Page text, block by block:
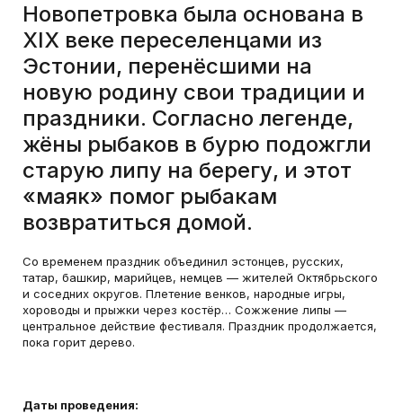
Новопетровка была основана в
XIX веке переселенцами из
Эстонии, перенёсшими на
новую родину свои традиции и
праздники. Согласно легенде,
жёны рыбаков в бурю подожгли
старую липу на берегу, и этот
«маяк» помог рыбакам
возвратиться домой.
Со временем праздник объединил эстонцев, русских,
татар, башкир, марийцев, немцев — жителей Октябрьского
и соседних округов. Плетение венков, народные игры,
хороводы и прыжки через костёр… Сожжение липы —
центральное действие фестиваля. Праздник продолжается,
пока горит дерево.
Даты проведения: